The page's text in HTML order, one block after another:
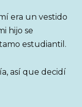
era un vestido
hijo se
estudiantil.
así que decidí